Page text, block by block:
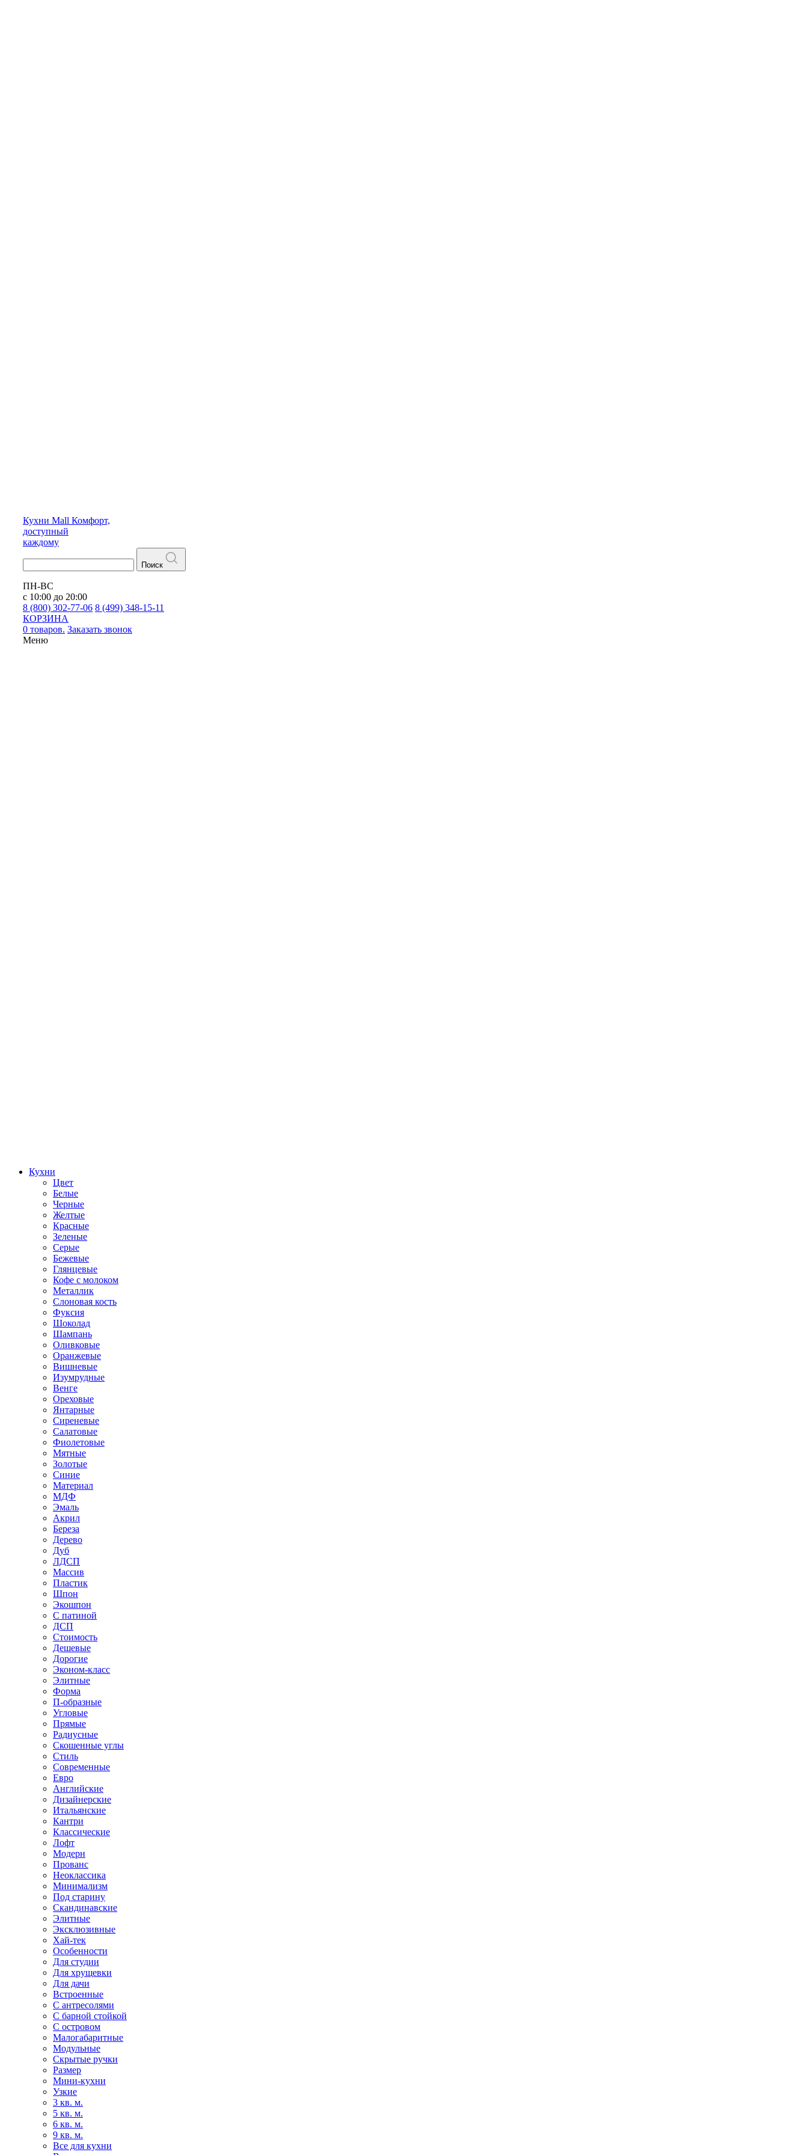
Кухни Mall Комфорт,
доступный
каждому
Поиск
ПН-ВС
с 10:00 до 20:00
8 (800) 302-77-06 8 (499) 348-15-11
КОРЗИНА
0 товаров. Заказать звонок
Меню
Кухни
Цвет
Белые
Черные
Желтые
Красные
Зеленые
Серые
Бежевые
Глянцевые
Кофе с молоком
Металлик
Слоновая кость
Фуксия
Шоколад
Шампань
Оливковые
Оранжевые
Вишневые
Изумрудные
Венге
Ореховые
Янтарные
Сиреневые
Салатовые
Фиолетовые
Мятные
Золотые
Синие
Материал
МДФ
Эмаль
Акрил
Береза
Дерево
Дуб
ЛДСП
Массив
Пластик
Шпон
Экошпон
С патиной
ДСП
Стоимость
Дешевые
Дорогие
Эконом-класс
Элитные
Форма
П-образные
Угловые
Прямые
Радиусные
Скошенные углы
Стиль
Современные
Евро
Английские
Дизайнерские
Итальянские
Кантри
Классические
Лофт
Модерн
Прованс
Неоклассика
Минимализм
Под старину
Скандинавские
Элитные
Эксклюзивные
Хай-тек
Особенности
Для студии
Для хрущевки
Для дачи
Встроенные
С антресолями
С барной стойкой
С островом
Малогабаритные
Модульные
Скрытые ручки
Размер
Мини-кухни
Узкие
3 кв. м.
5 кв. м.
6 кв. м.
9 кв. м.
Все для кухни